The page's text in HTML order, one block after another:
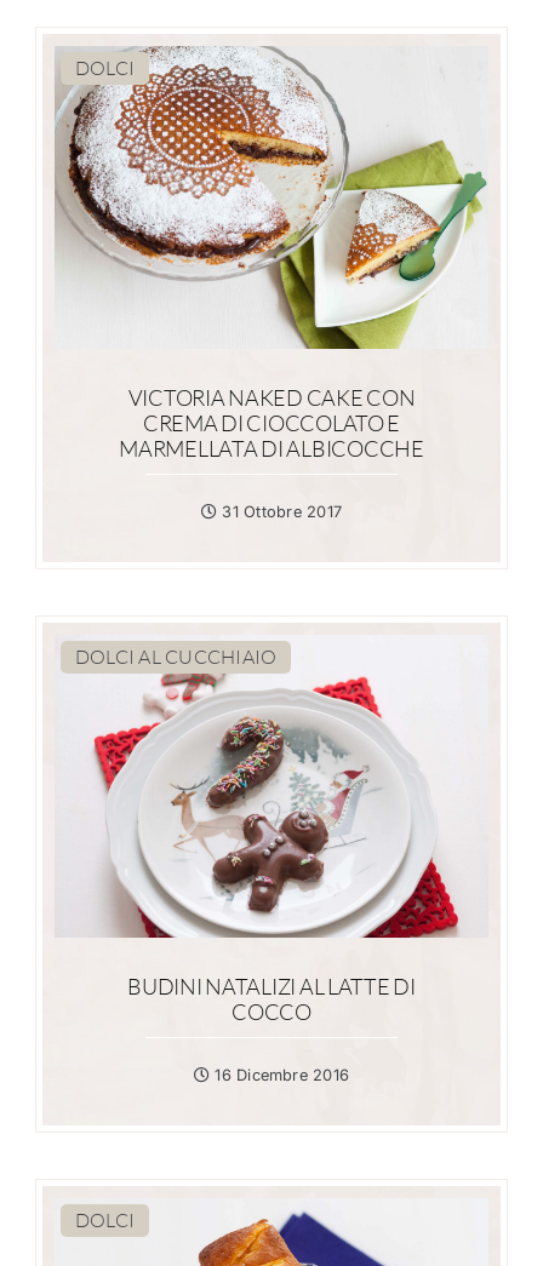
DOLCI
VICTORIA NAKED CAKE CON
CREMA DI CIOCCOLATO E
MARMELLATA DI ALBICOCCHE
31 Ottobre 2017
DOLCI AL CUCCHIAIO
BUDINI NATALIZI AL LATTE DI
COCCO
16 Dicembre 2016
DOLCI